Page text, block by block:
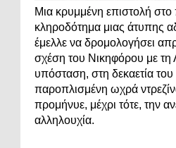
Μια κρυμμένη επιστολή στο
κληροδότημα μιας άτυπης
έμελλε να δρομολογήσει
σχέση του Νικηφόρου με τη
υπόσταση, στη δεκαετία
παροπλισμένη ωχρά
προμήνυε, μέχρι τότε, την
αλληλουχία.